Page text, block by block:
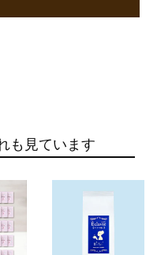
したコーヒー豆を
を通し抽出するコ
リップコーヒーと
も見ています